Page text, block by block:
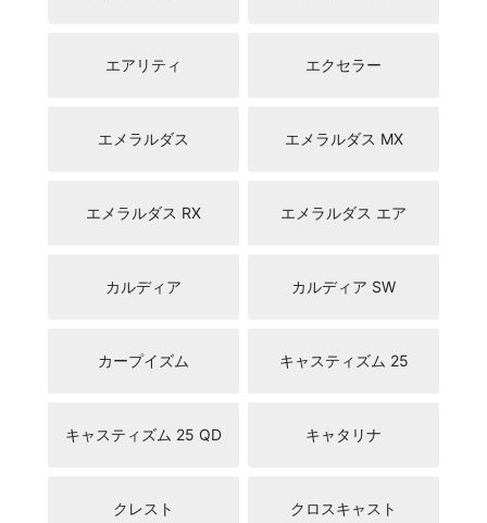
エアリティ エクセラー
エメラルダス エメラルダス MX
エメラルダス RX エメラルダス エア
カルディア カルディア SW
カープイズム キャスティズム 25
キャスティズム 25 QD キャタリナ
クレスト クロスキャスト